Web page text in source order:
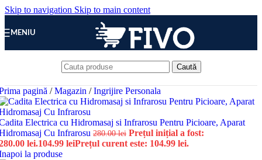
Skip to navigation Skip to main content
MENIU
Caută
pagină / Magazin / Ingrijire Personala
Electrica cu Hidromasaj si Infrarosu Pentru Picioare, Aparat
Cu Infrarosu 280.00lei Prețul inițial a fost:
lei.104.99 leiPrețul curent este: 104.99 lei.
la produse